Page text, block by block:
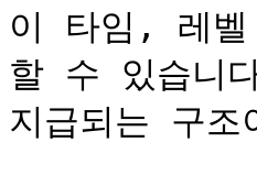
이 타임, 레
할 수 있습니
지급되는 구